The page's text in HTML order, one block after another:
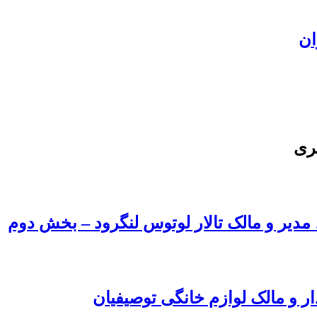
مدیر و مالک تالار لوتوس لنگرود – بخش دوم
و مالک لوازم خانگی توصیفیان